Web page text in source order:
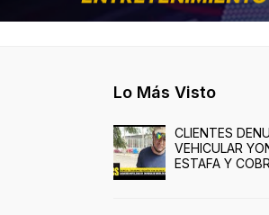
Lo Más Visto
CLIENTES
VEHICULAR
ESTAFA Y